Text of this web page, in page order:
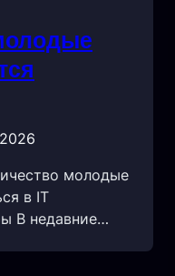
молодые
в IT
В недавние…